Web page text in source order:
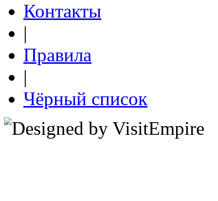
Контакты
|
Правила
|
Чёрный список